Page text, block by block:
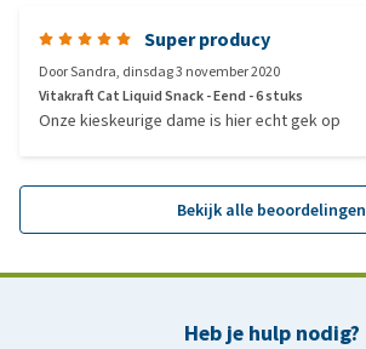
Super producy
DoorSandra, dinsdag 3 november 2020
Vitakraft Cat Liquid Snack - Eend - 6 stuks
Onze kieskeurige dame is hier echt gek op
Bekijk alle beoordelingen
Heb je hulp nodig?